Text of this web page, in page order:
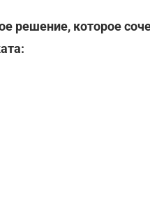
решение, которое